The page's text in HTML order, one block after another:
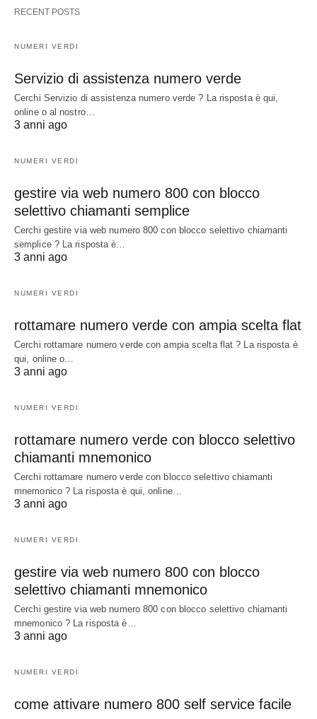
RECENT POSTS
NUMERI VERDI
Servizio di assistenza numero verde
Cerchi Servizio di assistenza numero verde ? La risposta è qui,
online o al nostro…
3 anni ago
NUMERI VERDI
gestire via web numero 800 con blocco
selettivo chiamanti semplice
Cerchi gestire via web numero 800 con blocco selettivo chiamanti
semplice ? La risposta è…
3 anni ago
NUMERI VERDI
rottamare numero verde con ampia scelta flat
Cerchi rottamare numero verde con ampia scelta flat ? La risposta è
qui, online o…
3 anni ago
NUMERI VERDI
rottamare numero verde con blocco selettivo
chiamanti mnemonico
Cerchi rottamare numero verde con blocco selettivo chiamanti
mnemonico ? La risposta è qui, online…
3 anni ago
NUMERI VERDI
gestire via web numero 800 con blocco
selettivo chiamanti mnemonico
Cerchi gestire via web numero 800 con blocco selettivo chiamanti
mnemonico ? La risposta è…
3 anni ago
NUMERI VERDI
come attivare numero 800 self service facile